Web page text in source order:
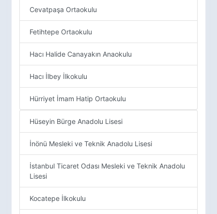
Cevatpaşa Ortaokulu
Fetihtepe Ortaokulu
Hacı Halide Canayakın Anaokulu
Hacı İlbey İlkokulu
Hürriyet İmam Hatip Ortaokulu
Hüseyin Bürge Anadolu Lisesi
İnönü Mesleki ve Teknik Anadolu Lisesi
İstanbul Ticaret Odası Mesleki ve Teknik Anadolu
Lisesi
Kocatepe İlkokulu